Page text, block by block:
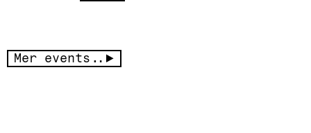
Mer events..